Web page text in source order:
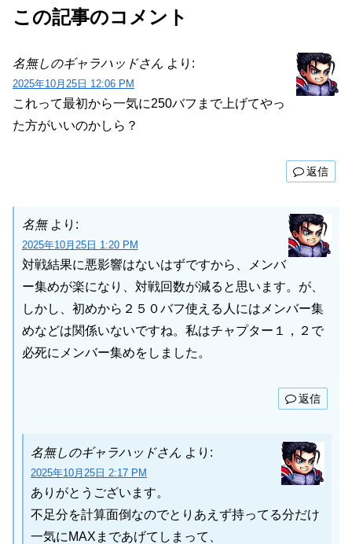
この記事のコメント
名無しのギャラハッドさん より:
2025年10月25日 12:06 PM
これって最初から一気に250バフまで上げてやっ
た方がいいのかしら？
返信
名無 より:
2025年10月25日 1:20 PM
対戦結果に悪影響はないはずですから、メンバ
ー集めが楽になり、対戦回数が減ると思います。が、
しかし、初めから２５０バフ使える人にはメンバー集
めなどは関係いないですね。私はチャプター１，２で
必死にメンバー集めをしました。
返信
名無しのギャラハッドさん より:
2025年10月25日 2:17 PM
ありがとうございます。
不足分を計算面倒なのでとりあえず持ってる分だけ
一気にMAXまであげてしまって、